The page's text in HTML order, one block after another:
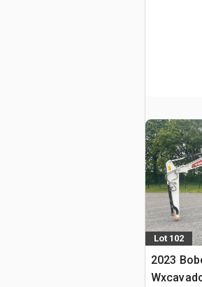
Lot 102
2023